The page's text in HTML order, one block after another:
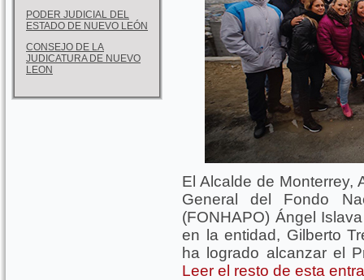
PODER JUDICIAL DEL
ESTADO DE NUEVO LEÓN
CONSEJO DE LA
JUDICATURA DE NUEVO
LEON
El Alcalde de Monterrey,
General del Fondo
(FONHAPO) Ángel
en la entidad, Gilberto
ha logrado alcanzar el
Leer el resto de esta